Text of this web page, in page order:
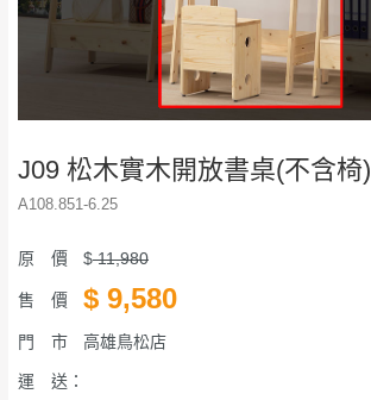
J09 松木實木開放書桌(不含椅)
A108.851-6.25
原 價 $11,980
售 價 $ 9,580
門 市 高雄鳥松店
運 送：